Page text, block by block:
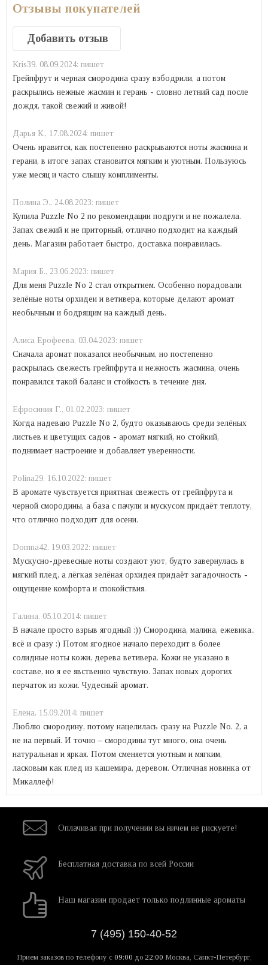
Отзывы покупателей
Добавить отзыв
Kris39, 08.09.2024: пишет
Грейпфрут и черная смородина сразу взбодрили, а потом
раскрылись нежные жасмин и герань - словно летний сад после
дождя, такой свежий и живой!
Дарья К., 17.08.2024: пишет
Очень нравится, как постепенно раскрываются ноты жасмина и
герани, в итоге запах становится мягким и уютным. Пользуюсь
уже месяц и часто слышу комплименты.
Полина Э., 24.08.2023: пишет
Купила Puzzle No 2 по рекомендации подруги и не пожалела.
Запах свежий и не приторный, отлично подходит на каждый
день. Магазин работает быстро, доставка понравилась.
Mария Б., 23.06.2023: пишет
Для меня Puzzle No 2 стал открытием. Особенно порадовали
зелёные ноты орхидеи и ветивера, которые делают аромат
необычным и бодрящим на каждый день.
Алиса Ерофеева, 03.04.2023: пишет
Сначала аромат показался необычным, но постепенно
раскрылась свежесть грейпфрута и нежность жасмина, очень
понравился такой баланс и стойкость в течение дня.
Ефросиния Г., 01.02.2023: пишет
Когда надеваю Puzzle No 2, будто оказываюсь среди зелёных
листьев и цветущих садов - аромат мягкий, но стойкий,
поднимает настроение и добавляет уверенности.
Polina29, 16.10.2022: пишет
В аромате чувствуется приятная свежесть от грейпфрута и
черной смородины, а база с пачули и мускусом придаёт теплоту,
что отлично подходит для осени.
Domna42, 19.03.2022: пишет
Мускусно-древесные ноты создают уют, будто завернулась в
мягкий плед, а лёгкая зелёная орхидея придаёт загадочность -
ощущение комфорта и спокойствия.
Галина, 05.10.2014: пишет
В начале просто взрыв ягодный :)) Смородина, малина, ежевика..
всё и сразу :) Потом ягодное начало переходит в более
солидные ноты кожи, дерева ветивера. Кожи не указано в
составе, но я ее явственно чувствую. Запах новых дорогих
перчаток из кожи. Чудесный аромат.
Елена, 15.09.2014: пишет
Люблю смородину, потому нацелилась сразу на Puzzle No. 2, а
не на первый. И точно – смородины тут много, она очень
натуральная и яркая. Потом сменяется уютным и мягким,
ласковым как плед из кашемира, деревом. Отличная новинка от
Микаллеф!
Оплачивая при получении вы ничем не рискуете!
Бесплатная доставка по всей России
Наш магазин продает только подлинные ароматы
7 (495) 150-40-52
Прием заказов по телефону с 09:00 до 22:00 Москва, Санкт-Петербург,